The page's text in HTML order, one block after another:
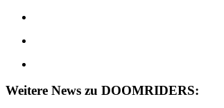
Weitere News zu DOOMRIDERS: